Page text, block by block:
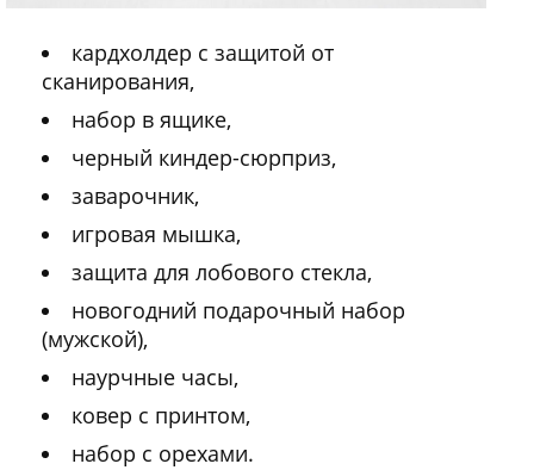
кардхолдер с защитой от
сканирования,
набор в ящике,
черный киндер-сюрприз,
заварочник,
игровая мышка,
защита для лобового стекла,
новогодний подарочный набор
(мужской),
наурчные часы,
ковер с принтом,
набор с орехами.